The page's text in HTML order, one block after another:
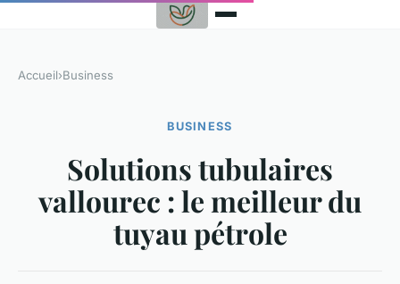
Accueil›Business
BUSINESS
Solutions tubulaires
vallourec : le meilleur du
tuyau pétrole